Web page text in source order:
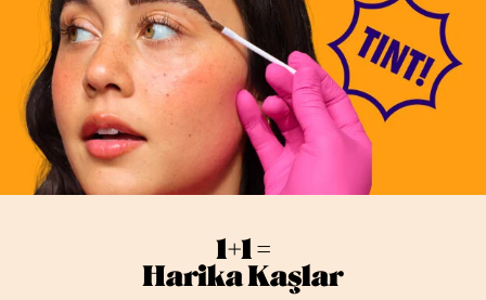
1+1 =
Harika Kaşlar